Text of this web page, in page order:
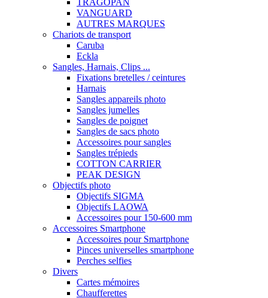
TRAGOPAN
VANGUARD
AUTRES MARQUES
Chariots de transport
Caruba
Eckla
Sangles, Harnais, Clips ...
Fixations bretelles / ceintures
Harnais
Sangles appareils photo
Sangles jumelles
Sangles de poignet
Sangles de sacs photo
Accessoires pour sangles
Sangles trépieds
COTTON CARRIER
PEAK DESIGN
Objectifs photo
Objectifs SIGMA
Objectifs LAOWA
Accessoires pour 150-600 mm
Accessoires Smartphone
Accessoires pour Smartphone
Pinces universelles smartphone
Perches selfies
Divers
Cartes mémoires
Chaufferettes